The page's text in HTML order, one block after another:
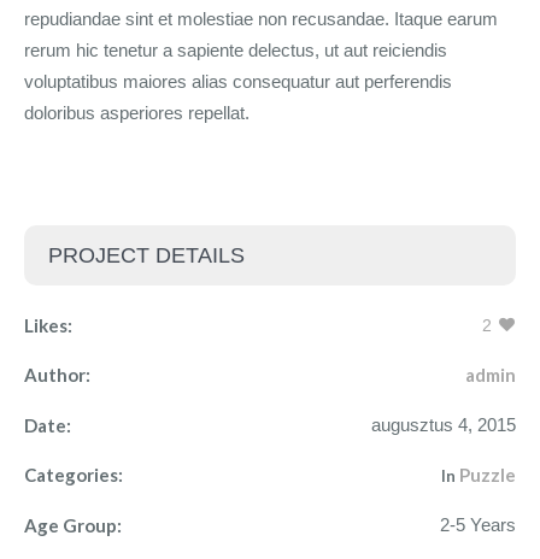
repudiandae sint et molestiae non recusandae. Itaque earum
rerum hic tenetur a sapiente delectus, ut aut reiciendis
voluptatibus maiores alias consequatur aut perferendis
doloribus asperiores repellat.
PROJECT DETAILS
Likes: 2
Author: admin
Date: augusztus 4, 2015
Categories: In Puzzle
Age Group: 2-5 Years